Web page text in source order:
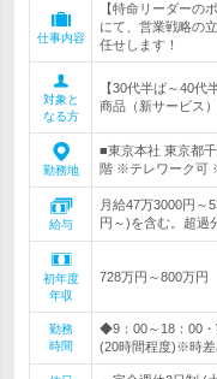
仕事内容
【特命リーダーの
にて、営業戦略の
任せします！
対象と
なる方
【30代半ば～40
商品（新サービス
勤務地
■東京本社 東京都
階 ※テレワーク可
給与
月給47万3000円～
円～)を含む。超過
初年度
年収
728万円～800万円
勤務
時間
◆9：00～18：00・
(20時間程度)※時差